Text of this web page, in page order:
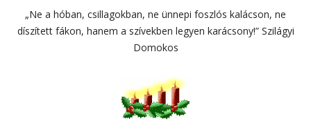
„Ne a hóban, csillagokban, ne ünnepi foszlós kalácson, ne
díszített fákon, hanem a szívekben legyen karácsony!” Szilágyi
Domokos